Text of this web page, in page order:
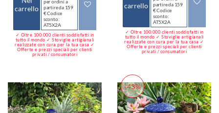
carrello
per ordini a
partire da 159
€ Codice
sconto:
AT5X2A
✓ Oltre 100.000 clienti soddisfatti in
tutto il mondo ✓ Stoviglie artigianali
realizzate con cura per la tua casa ✓
Offerte e prezzi speciali per clienti
privati / consumatori
carrello
partire da 159
€ Codice
sconto:
AT5X2A
✓ Oltre 100.000 clienti soddisfatti in
tutto il mondo ✓ Stoviglie artigianali
realizzate con cura per la tua casa ✓
Offerte e prezzi speciali per clienti
privati / consumatori
-43%